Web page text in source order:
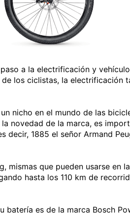
a la electrificación y
los ciclistas, la electrificación
nicho en el mundo de las
novedad de la marca, es
decir, 1885 el señor Armand
que pueden usarse en
hasta los 110 km de
es de la marca Bosch